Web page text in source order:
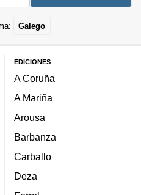
Galego
EDICIONES
A Coruña
A Mariña
Arousa
Barbanza
Carballo
Deza